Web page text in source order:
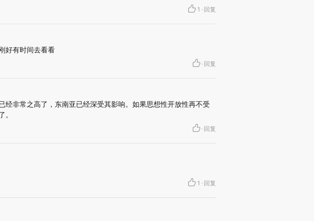
1 · 回复
好有时间去看看
· 回复
经非常之高了，东南亚已经深受其影响。如果思想性开放性再不受
。
· 回复
1 · 回复